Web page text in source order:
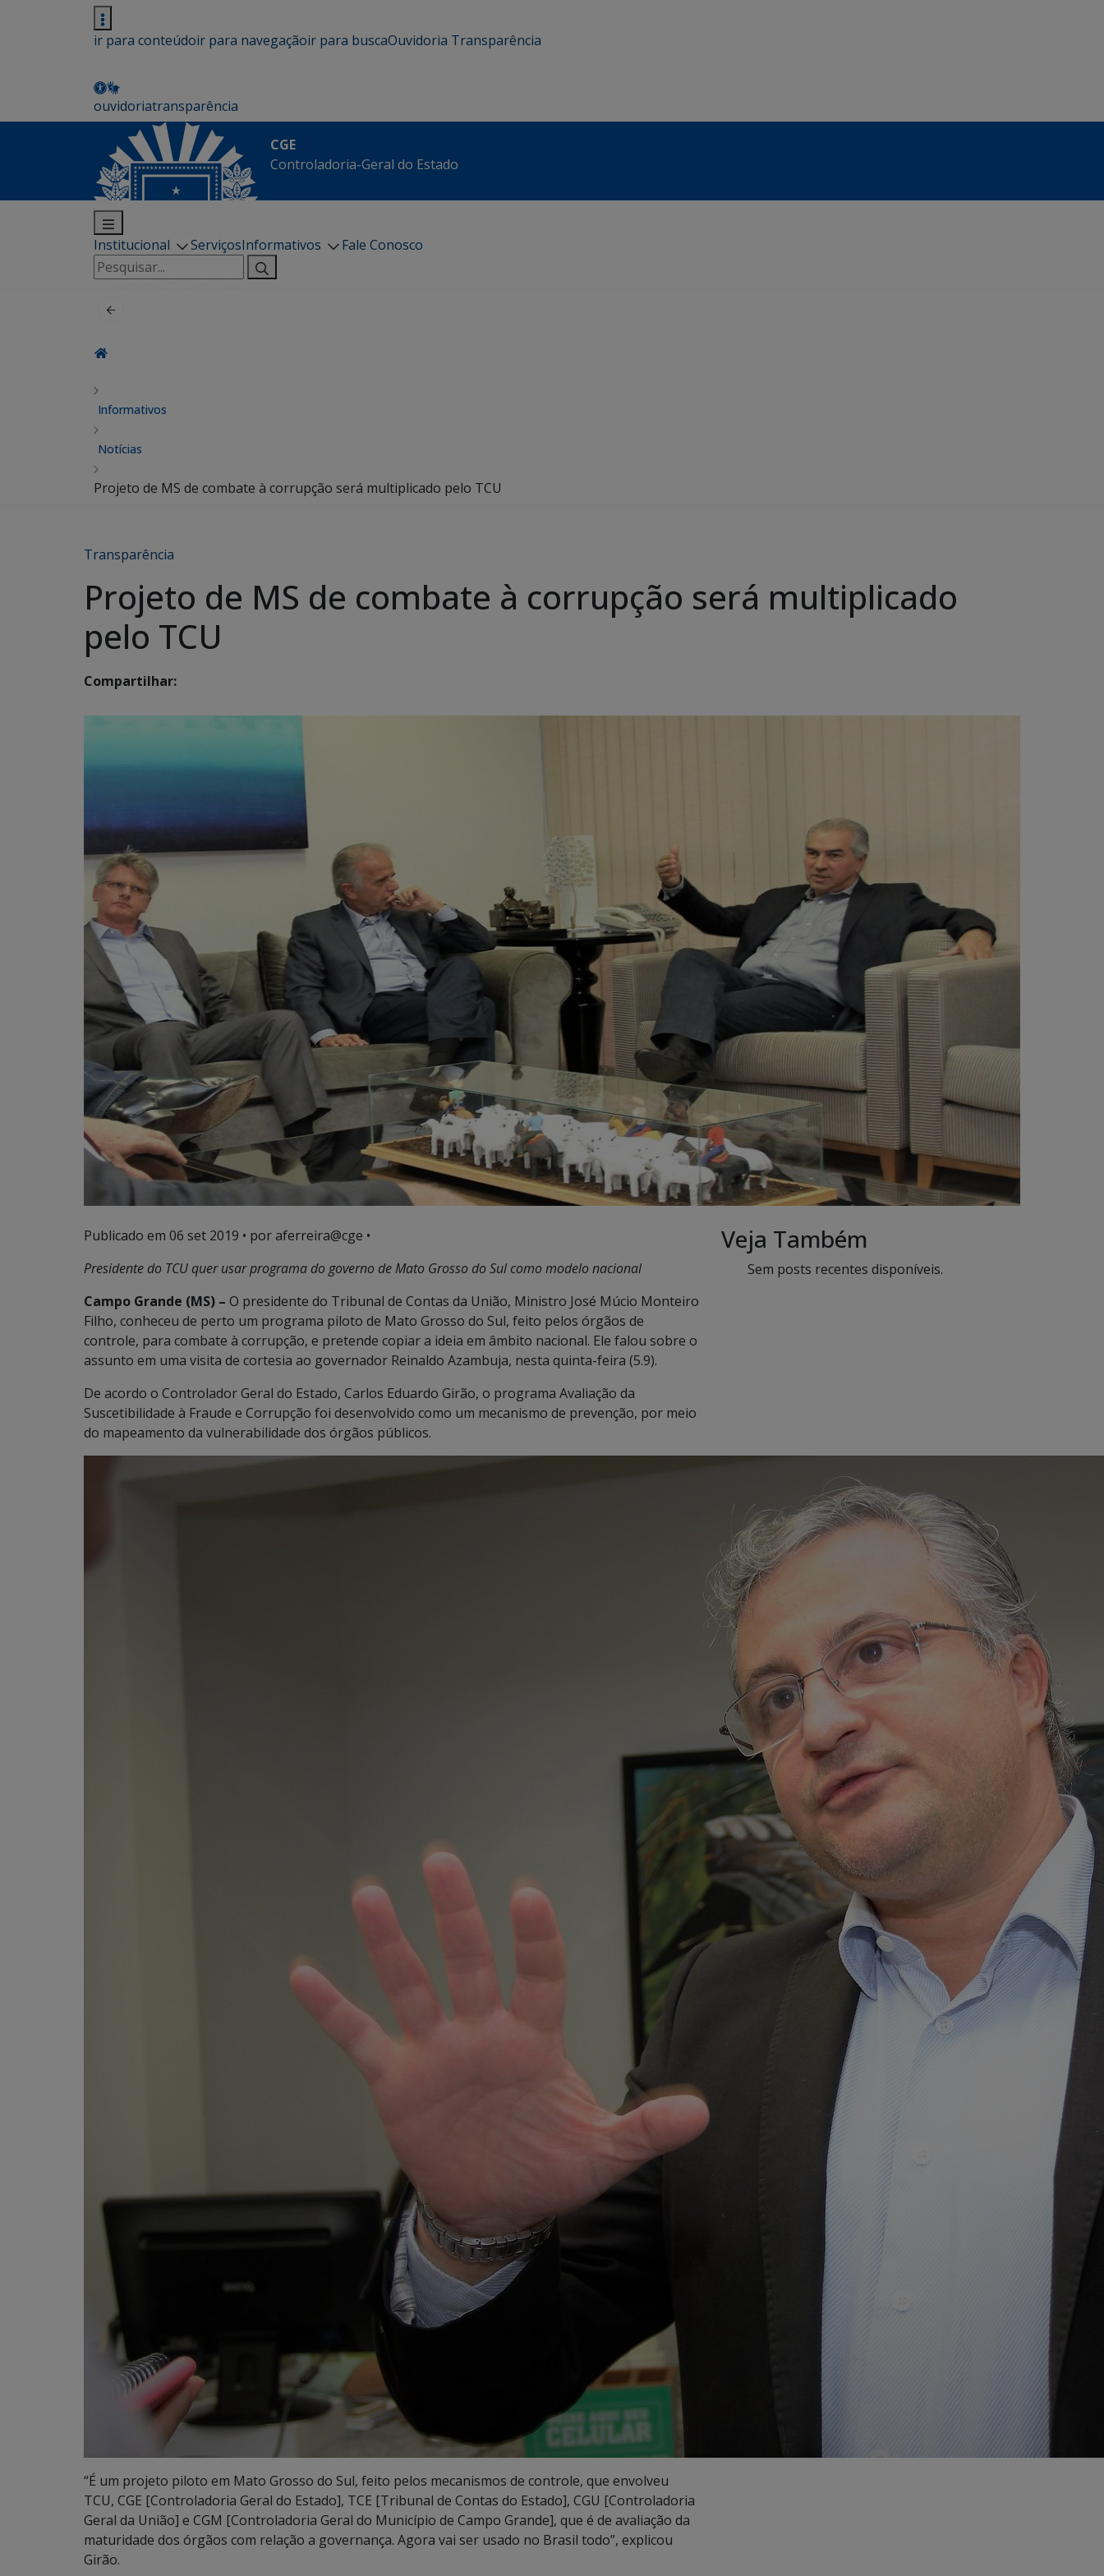
ir para conteúdoir para navegaçãoir para buscaOuvidoria Transparência
ouvidoriatransparência
CGE
Controladoria-Geral do Estado
Institucional ServiçosInformativos
Fale Conosco
Pesquisar
por:
Informativos
Notícias
Projeto de MS de combate à corrupção será multiplicado pelo TCU
Transparência
Projeto de MS de combate à corrupção será multiplicado
pelo TCU
Compartilhar:
Publicado em 06 set 2019 • por aferreira@cge •
Presidente do TCU quer usar programa do governo de Mato Grosso do Sul como modelo nacional
Campo Grande (MS) – O presidente do Tribunal de Contas da União, Ministro José Múcio Monteiro
Filho, conheceu de perto um programa piloto de Mato Grosso do Sul, feito pelos órgãos de
controle, para combate à corrupção, e pretende copiar a ideia em âmbito nacional. Ele falou sobre o
assunto em uma visita de cortesia ao governador Reinaldo Azambuja, nesta quinta-feira (5.9).
De acordo o Controlador Geral do Estado, Carlos Eduardo Girão, o programa Avaliação da
Suscetibilidade à Fraude e Corrupção foi desenvolvido como um mecanismo de prevenção, por meio
do mapeamento da vulnerabilidade dos órgãos públicos.
“É um projeto piloto em Mato Grosso do Sul, feito pelos mecanismos de controle, que envolveu
TCU, CGE [Controladoria Geral do Estado], TCE [Tribunal de Contas do Estado], CGU [Controladoria
Geral da União] e CGM [Controladoria Geral do Município de Campo Grande], que é de avaliação da
maturidade dos órgãos com relação a governança. Agora vai ser usado no Brasil todo”, explicou
Girão.
Veja Também
Sem posts recentes disponíveis.